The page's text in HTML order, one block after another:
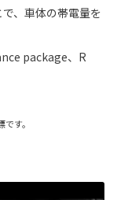
、車体の帯電量を
package、R
す。